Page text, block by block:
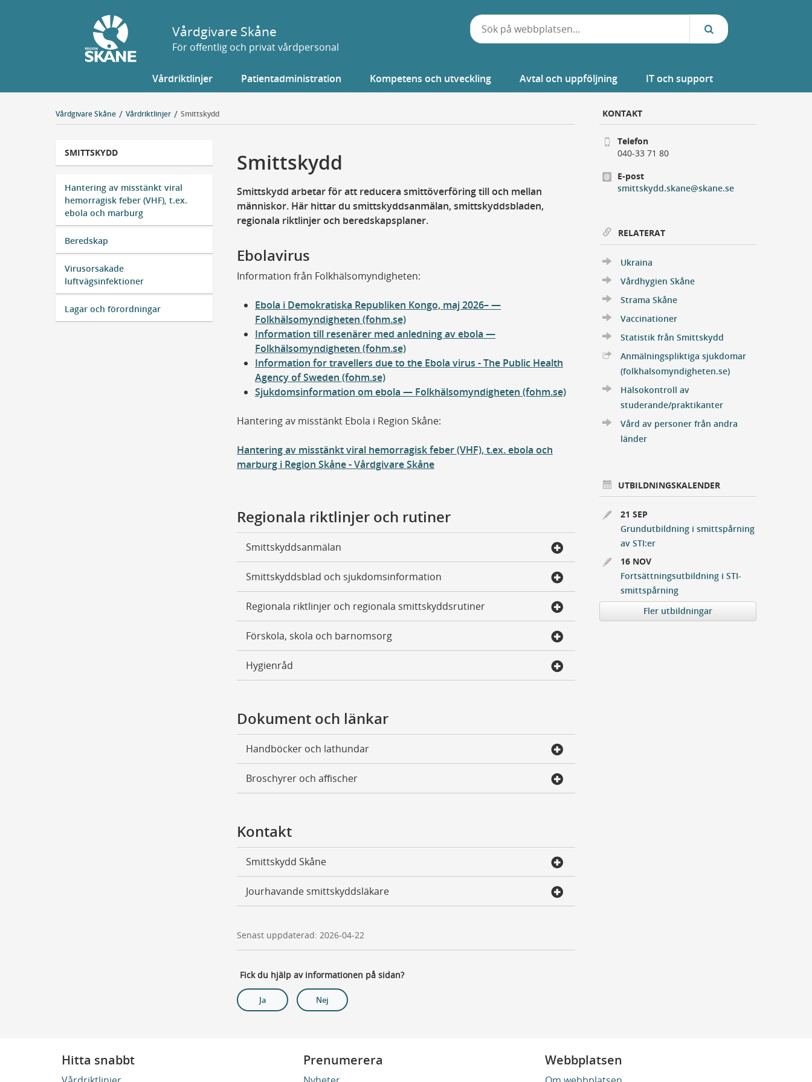
Vårdgivare Skåne
För offentlig och privat vårdpersonal
Vårdriktlinjer Patientadministration Kompetens och utveckling Avtal och uppföljning IT och support
Vårdgivare Skåne Vårdriktlinjer Smittskydd
SMITTSKYDD
Hantering av misstänkt viral
hemorragisk feber (VHF), t.ex.
ebola och marburg
Beredskap
Virusorsakade
luftvägsinfektioner
Lagar och förordningar
KONTAKT
Telefon
040-33 71 80
E-post
smittskydd.skane@skane.se
Smittskydd
Smittskydd arbetar för att reducera smittöverföring till och mellan
människor. Här hittar du smittskyddsanmälan, smittskyddsbladen,
regionala riktlinjer och beredskapsplaner.
Ebolavirus
Information från Folkhälsomyndigheten:
Ebola i Demokratiska Republiken Kongo, maj 2026– —
Folkhälsomyndigheten (fohm.se)
Information till resenärer med anledning av ebola —
Folkhälsomyndigheten (fohm.se)
Information for travellers due to the Ebola virus - The Public Health
Agency of Sweden (fohm.se)
Sjukdomsinformation om ebola — Folkhälsomyndigheten (fohm.se)
Hantering av misstänkt Ebola i Region Skåne:
Hantering av misstänkt viral hemorragisk feber (VHF), t.ex. ebola och
marburg i Region Skåne - Vårdgivare Skåne
Regionala riktlinjer och rutiner
Smittskyddsanmälan
Smittskyddsblad och sjukdomsinformation
Regionala riktlinjer och regionala smittskyddsrutiner
Förskola, skola och barnomsorg
Hygienråd
Dokument och länkar
Handböcker och lathundar
Broschyrer och affischer
Kontakt
Smittskydd Skåne
Jourhavande smittskyddsläkare
Senast uppdaterad: 2026-04-22
Fick du hjälp av informationen på sidan?
Ja Nej
RELATERAT
Ukraina
Vårdhygien Skåne
Strama Skåne
Vaccinationer
Statistik från Smittskydd
Anmälningspliktiga sjukdomar
(folkhalsomyndigheten.se)Extern Länk
Hälsokontroll av
studerande/praktikanter
Vård av personer från andra
länder
UTBILDNINGSKALENDER
21 SEP
Grundutbildning i smittspårning
av STI:er
16 NOV
Fortsättningsutbildning i STI-
smittspårning
Fler utbildningar
Hitta snabbt Prenumerera Webbplatsen